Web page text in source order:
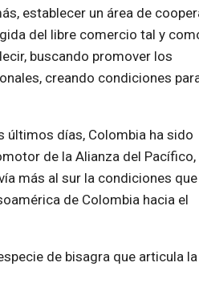
establecer un área de
del libre comercio tal y
buscando promover los
creando condiciones
últimos días, Colombia ha sido
de la Alianza del Pacífico,
más al sur la condiciones que
de Colombia hacia el
de bisagra que articula